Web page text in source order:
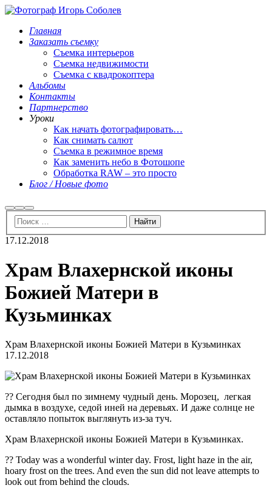
Главная
Заказать съемку
Съемка интерьеров
Съемка недвижимости
Съемка с квадрокоптера
Альбомы
Контакты
Партнерство
Уроки
Как начать фотографировать…
Как снимать салют
Съемка в режимное время
Как заменить небо в Фотошопе
Обработка RAW – это просто
Блог / Новые фото
НайтиБольше
информации
Главное
меню
17.12.2018
Храм Влахернской иконы
Божией Матери в
Кузьминках
Храм Влахернской иконы Божией Матери в Кузьминках
17.12.2018
?? Сегодня был по зимнему чудный день. Морозец, легкая
дымка в воздухе, седой иней на деревьях. И даже солнце не
оставляло попыток выглянуть из-за туч.
Храм Влахернской иконы Божией Матери в Кузьминках.
?? Today was a wonderful winter day. Frost, light haze in the air,
hoary frost on the trees. And even the sun did not leave attempts to
look out from behind the clouds.